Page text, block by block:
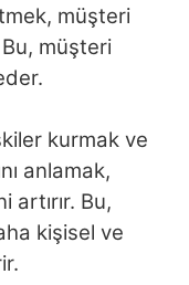
müşteri
Bu, müşteri
kurmak ve
anlamak,
artırır. Bu,
kişisel ve